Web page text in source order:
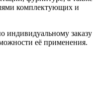
комплектующих и
индивидуальному заказу
её применения.